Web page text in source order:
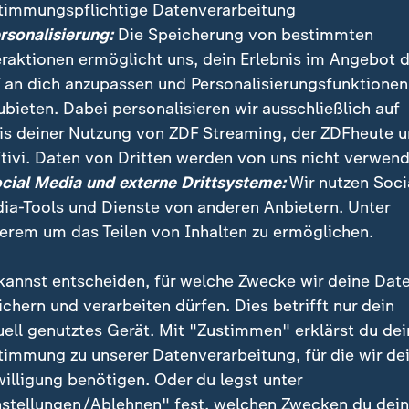
| heute 19:00 Uhr
dauern an
Nachrichten | heute 19:00 Uhr
Lebenslange Haft nach
Anschlag
Datenverarbeitung
Die Speicherung von bestimmten
ermöglicht uns, dein Erlebnis im Angebot
an dich anzupassen und Personalisierungsfunktionen
Dabei personalisieren wir ausschließlich auf
deiner Nutzung von ZDF Streaming, der ZDFheute
Daten von Dritten werden von uns nicht
Media und externe Drittsysteme:Wir nutzen
Tools und Dienste von anderen Anbietern. Unter
um das Teilen von Inhalten zu ermöglichen.
entscheiden, für welche Zwecke wir deine
und verarbeiten dürfen. Dies betrifft nur dein
genutztes Gerät. Mit "Zustimmen" erklärst du
zu unserer Datenverarbeitung, für die wir
benötigen. Oder du legst unter
Ablehnen" fest, welchen Zwecken du